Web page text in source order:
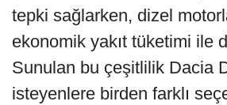
tepki sağlarken, dizel
ekonomik yakıt tüketimi ile
Sunulan bu çeşitlilik Dacia
isteyenlere birden farklı